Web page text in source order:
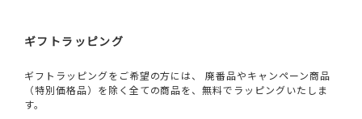
ギフトラッピング
ギフトラッピングをご希望の方には、 廃番品やキャンペーン商品
（特別価格品）を除く全ての商品を、無料でラッピングいたしま
す。